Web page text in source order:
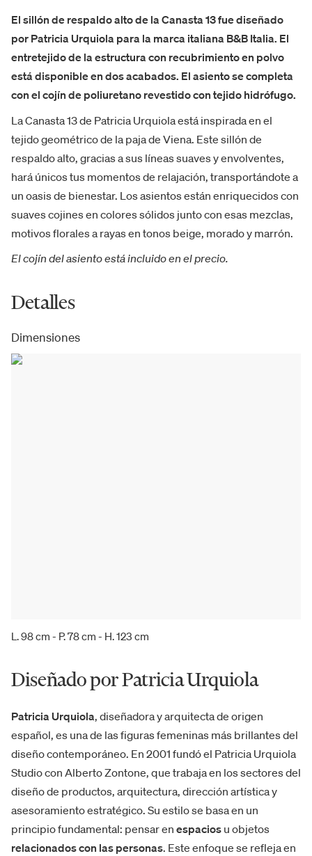
El sillón de respaldo alto de la Canasta 13 fue diseñado
por Patricia Urquiola para la marca italiana B&B Italia. El
entretejido de la estructura con recubrimiento en polvo
está disponible en dos acabados. El asiento se completa
con el cojín de poliuretano revestido con tejido hidrófugo.
La Canasta 13 de Patricia Urquiola está inspirada en el
tejido geométrico de la paja de Viena. Este sillón de
respaldo alto, gracias a sus líneas suaves y envolventes,
hará únicos tus momentos de relajación, transportándote a
un oasis de bienestar. Los asientos están enriquecidos con
suaves cojines en colores sólidos junto con esas mezclas,
motivos florales a rayas en tonos beige, morado y marrón.
El cojín del asiento está incluido en el precio.
Detalles
Dimensiones
L. 98 cm - P. 78 cm - H. 123 cm
Diseñado por Patricia Urquiola
Patricia Urquiola, diseñadora y arquitecta de origen
español, es una de las figuras femeninas más brillantes del
diseño contemporáneo. En 2001 fundó el Patricia Urquiola
Studio con Alberto Zontone, que trabaja en los sectores del
diseño de productos, arquitectura, dirección artística y
asesoramiento estratégico. Su estilo se basa en un
principio fundamental: pensar en espacios u objetos
relacionadoscon las personas. Este enfoque se refleja en